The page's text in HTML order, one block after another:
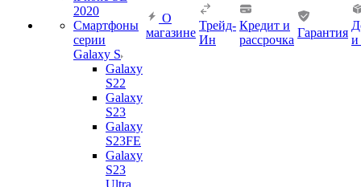
2020
Смартфоны
серии
Galaxy S
Galaxy
S22
Galaxy
S23
Galaxy
S23FE
Galaxy
S23
Ultra
О
магазине
Трейд-
Ин
Кредит и
рассрочка
Гарантия
и